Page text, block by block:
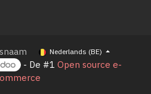
Nederlands (BE)
- De #1 Open source e-